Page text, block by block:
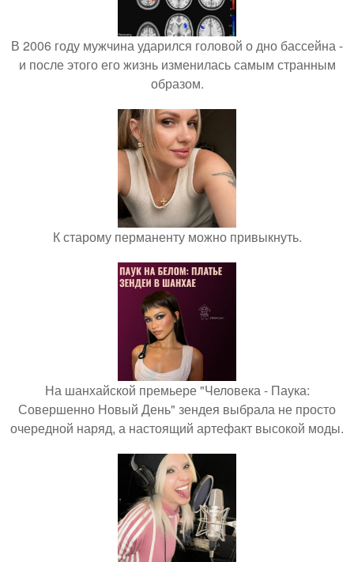
В 2006 году мужчина ударился головой о дно бассейна -
и после этого его жизнь изменилась самым странным
образом.
К старому перманенту можно привыкнуть.
На шанхайской премьере "Человека - Паука:
Совершенно Новый День" зендея выбрала не просто
очередной наряд, а настоящий артефакт высокой моды.